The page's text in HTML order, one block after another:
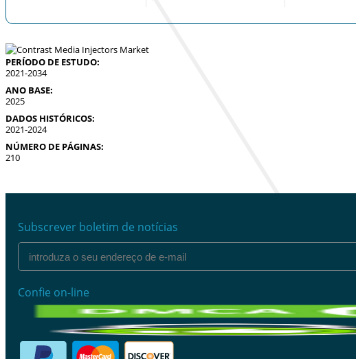
PERÍODO DE ESTUDO:
2021-2034
ANO BASE:
2025
DADOS HISTÓRICOS:
2021-2024
NÚMERO DE PÁGINAS:
210
Subscrever boletim de notícias
Confie on-line